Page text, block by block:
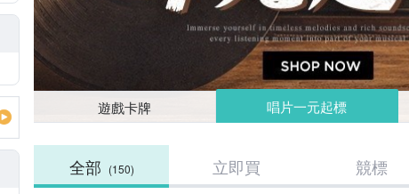
遊戲卡牌 唱片一元起標
全部 (150) 立即買 競標